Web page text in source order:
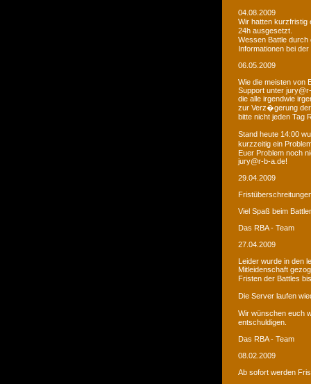
04.08.2009
Wir hatten kurzfristig
24h ausgesetzt.
Wessen Battle
Informationen bei
06.05.2009
Wie die meisten von
Support unter
die alle irgendwie
zur Verz�gerung der
bitte nicht jeden Tag
Stand heute 14:00
kurzzeitig ein
Euer Problem noch
jury@r-b-a.de!
29.04.2009
Viel Spaß beim
Das RBA - Team
27.04.2009
Leider wurde in den
Mitleidenschaft
Fristen der Battles
Die Server laufen
Wir wünschen euch
entschuldigen.
Das RBA - Team
08.02.2009
Ab sofort werden